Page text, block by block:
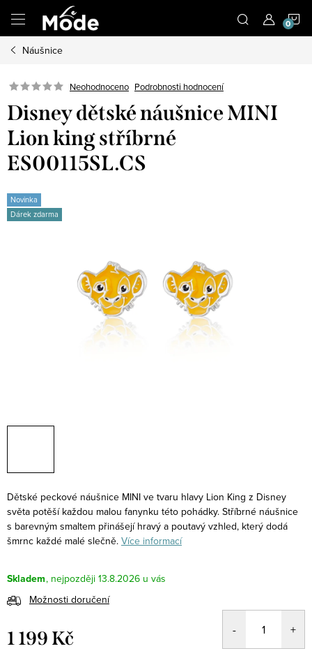
obsah
Náušnice
Neohodnoceno Podrobnosti hodnocení
Disney dětské náušnice MINI
Lion king stříbrné
ES00115SL.CS
Novinka
Dárek zdarma
Dětské peckové náušnice MINI ve tvaru hlavy Lion King z Disney
světa potěší každou malou fanynku této pohádky. Stříbrné náušnice
s barevným smaltem přinášejí hravý a poutavý vzhled, který dodá
šmrnc každé malé slečně. Více informací
Skladem
13.8.2026
Možnosti doručení
1 199 Kč